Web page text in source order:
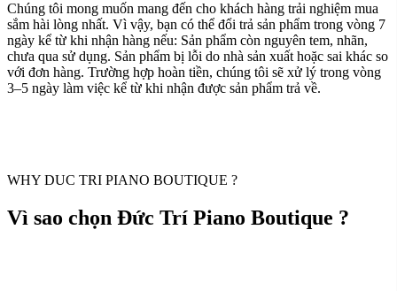
Chúng tôi mong muốn mang đến cho khách hàng trải nghiệm mua
sắm hài lòng nhất. Vì vậy, bạn có thể đổi trả sản phẩm trong vòng 7
ngày kể từ khi nhận hàng nếu: Sản phẩm còn nguyên tem, nhãn,
chưa qua sử dụng. Sản phẩm bị lỗi do nhà sản xuất hoặc sai khác so
với đơn hàng. Trường hợp hoàn tiền, chúng tôi sẽ xử lý trong vòng
3–5 ngày làm việc kể từ khi nhận được sản phẩm trả về.
WHY DUC TRI PIANO BOUTIQUE ?
Vì sao chọn Đức Trí Piano Boutique ?